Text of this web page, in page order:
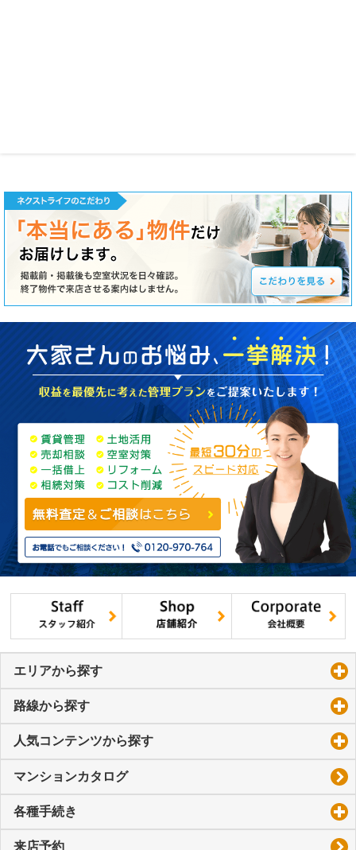
エリアから探す
路線から探す
人気コンテンツから探す
マンションカタログ
各種手続き
来店予約